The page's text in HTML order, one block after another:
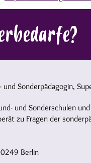
Sonderpädagogin,
und Sonderschulen
zu Fragen der
Berlin